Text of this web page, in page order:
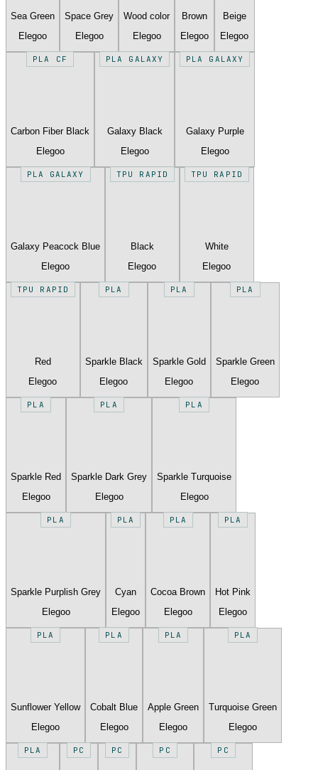
Sea Green
Elegoo
Space Grey
Elegoo
Wood color
Elegoo
Brown
Elegoo
Beige
Elegoo
PLA CF
Carbon Fiber Black
Elegoo
PLA GALAXY
Galaxy Black
Elegoo
PLA GALAXY
Galaxy Purple
Elegoo
PLA GALAXY
Galaxy Peacock Blue
Elegoo
TPU RAPID
Black
Elegoo
TPU RAPID
White
Elegoo
TPU RAPID
Red
Elegoo
PLA
Sparkle Black
Elegoo
PLA
Sparkle Gold
Elegoo
PLA
Sparkle Green
Elegoo
PLA
Sparkle Red
Elegoo
PLA
Sparkle Dark Grey
Elegoo
PLA
Sparkle Turquoise
Elegoo
PLA
Sparkle Purplish Grey
Elegoo
PLA
Cyan
Elegoo
PLA
Cocoa Brown
Elegoo
PLA
Hot Pink
Elegoo
PLA
Sunflower Yellow
Elegoo
PLA
Cobalt Blue
Elegoo
PLA
Apple Green
Elegoo
PLA
Turquoise Green
Elegoo
PLA PC PC PC PC